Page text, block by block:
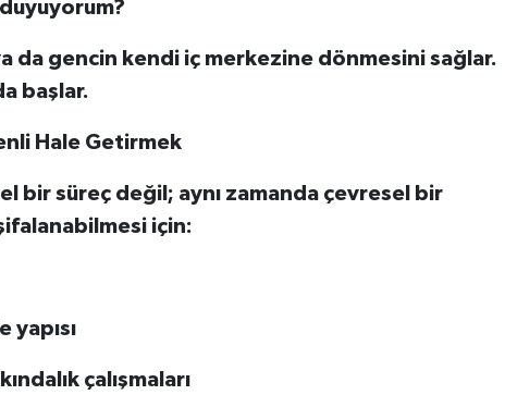
da gencin kendi iç merkezine dönmesini sağlar.
başlar.
Hale Getirmek
bir süreç değil; aynı zamanda çevresel bir
için:
yapısı
çalışmaları